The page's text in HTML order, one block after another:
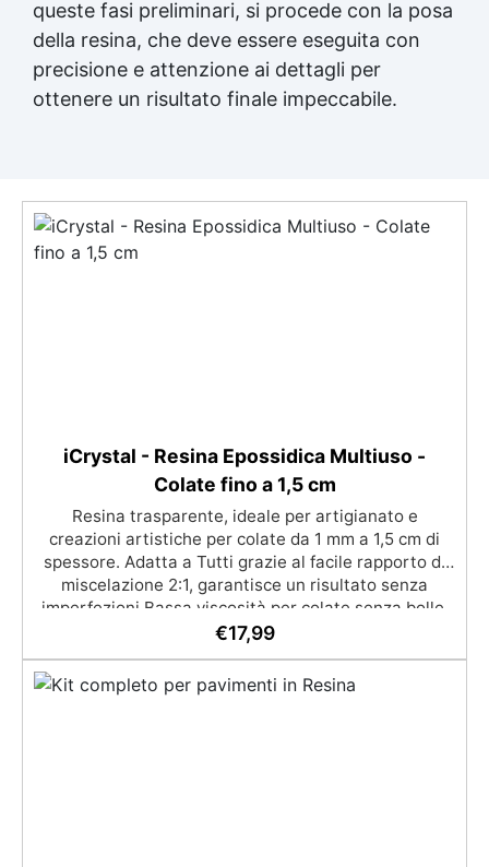
queste fasi preliminari, si procede con la posa
della resina, che deve essere eseguita con
precisione e attenzione ai dettagli per
ottenere un risultato finale impeccabile.
iCrystal - Resina Epossidica Multiuso -
Colate fino a 1,5 cm
Resina trasparente, ideale per artigianato e
creazioni artistiche per colate da 1 mm a 1,5 cm di
spessore. Adatta a Tutti grazie al facile rapporto di
miscelazione 2:1, garantisce un risultato senza
imperfezioni Bassa viscosità per colate senza bolle,
compatibile con legno, silicone, vetro, metallo e altri
per il contatto con la pelle, Bpa Free e senza Solventi
(Voc Free) Superficie lucida, autolivellante e con filtri
€17,99